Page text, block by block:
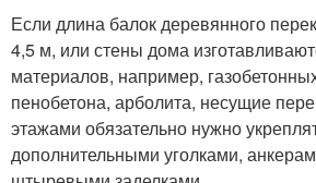
Если длина балок деревянного
4,5 м, или стены дома
материалов, например,
пенобетона, арболита, несущие
этажами обязательно нужно
дополнительными уголками,